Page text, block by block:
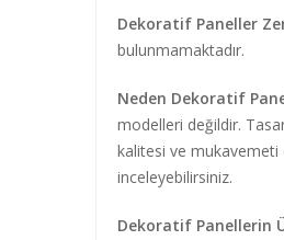
Dekoratif Paneller
bulunmamaktadır.
Neden Dekoratif
modelleri değildir.
kalitesi ve mukavemeti
inceleyebilirsiniz.
Dekoratif Panellerin